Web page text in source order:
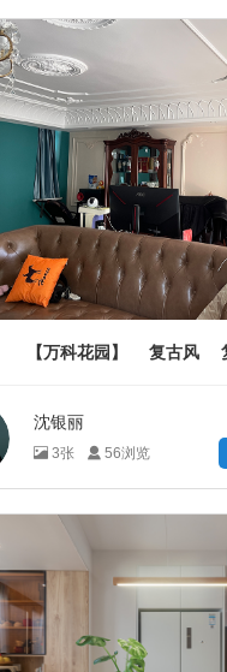
【万科花园】 复古风
沈银丽
3张 56浏览